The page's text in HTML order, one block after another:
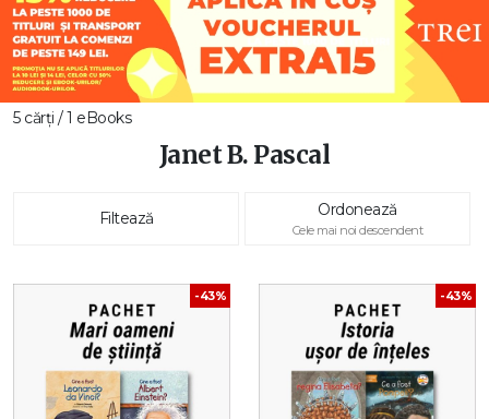
5 cărți / 1 eBooks
Janet B. Pascal
Filtează Ordonează
Cele mai noi descendent
-43% -43%